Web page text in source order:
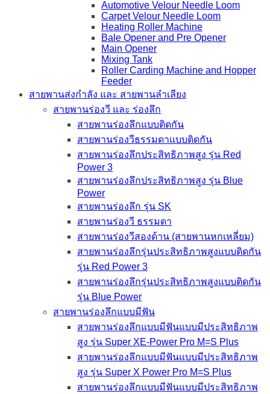
Automotive Velour Needle Loom
Carpet Velour Needle Loom
Heating Roller Machine
Bale Opener and Pre Opener
Main Opener
Mixing Tank
Roller Carding Machine and Hopper
Feeder
สายพานส่งกำลัง และ สายพานลำเลียง
สายพานร่องวี และ ร่องลึก
สายพานร่องลึกแบบติดกัน
สายพานร่องวีธรรมดาแบบติดกัน
สายพานร่องลึกประสิทธิภาพสูง รุ่น Red
Power 3
สายพานร่องลึกประสิทธิภาพสูง รุ่น Blue
Power
สายพานร่องลึก รุ่น SK
สายพานร่องวี ธรรมดา
สายพานร่องวีสองด้าน (สายพานหกเหลี่ยม)
สายพานร่องลึกรุ่นประสิทธิภาพสูงแบบติดกัน
รุ่น Red Power 3
สายพานร่องลึกรุ่นประสิทธิภาพสูงแบบติดกัน
รุ่น Blue Power
สายพานร่องลึกแบบมีฟัน
สายพานร่องลึกแบบมีฟันแบบมีประสิทธิภาพ
สูง รุ่น Super XE-Power Pro M=S Plus
สายพานร่องลึกแบบมีฟันแบบมีประสิทธิภาพ
สูง รุ่น Super X Power Pro M=S Plus
สายพานร่องลึกแบบมีฟันแบบมีประสิทธิภาพ